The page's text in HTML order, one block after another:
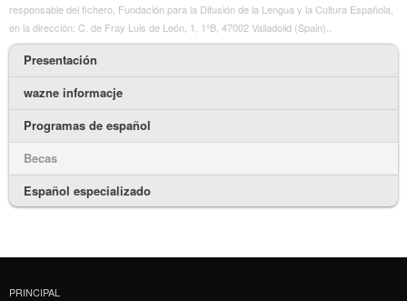
responsable del fichero, Fundación para la Difusión de la Lengua y la Cultura Española,
en la dirección: C. de Fray Luis de León, 1, 1ºB, 47002 Valladolid (Spain)..
Presentación
wazne informacje
Programas de español
Becas
Español especializado
PRINCIPAL